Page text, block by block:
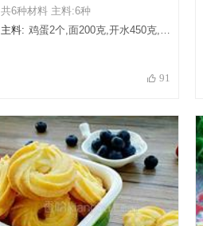
共6种材料 主料:6种
主料: 鸡蛋2个,面200克,开水450克,黄油20克,白糖适量,香草粉沏水1克
91